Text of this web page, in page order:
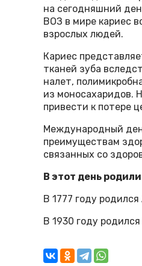
на сегодняшний
ВОЗ в мире кариес
взрослых людей.
Кариес
тканей зуба
налет,
из моносахаридов.
привести к потере
Международный
преимуществам
связанных со
В этот день
В 1777 году
В 1930 году